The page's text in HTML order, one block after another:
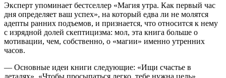
Эксперт упоминает бестселлер «Магия утра. Как первый час
дня определяет ваш успех», на который едва ли не молятся
адепты ранних подъемов, и признается, что относится к нему
с изрядной долей скептицизма: мол, эта книга больше о
мотивации, чем, собственно, о «магии» именно утренних
часов.
— Основные идеи книги следующие: «Ищи счастье в
деталях», «Чтобы просыпаться легко, тебе нужна цель»,